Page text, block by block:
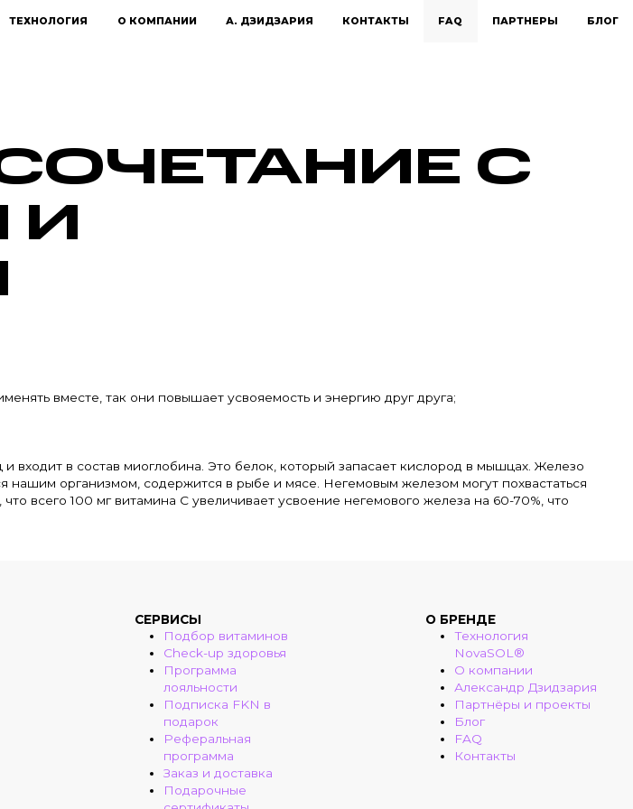
ТЕХНОЛОГИЯ О КОМПАНИИ А. ДЗИДЗАРИЯ КОНТАКТЫ FAQ ПАРТНЕРЫ БЛОГ
С
И
вместе, так они повышает усвояемость и энергию друг друга;
в состав миоглобина. Это белок, который запасает кислород в мышцах. Железо
нашим организмом, содержится в рыбе и мясе. Негемовым железом могут похвастаться
всего 100 мг витамина C увеличивает усвоение негемового железа на 60-70%, что
СЕРВИСЫ
Подбор витаминов
Check-up здоровья
Программа
лояльности
Подписка FKN в
подарок
Реферальная
программа
Заказ и доставка
Подарочные
О БРЕНДЕ
Технология
NovaSOL®
О компании
Александр Дзидзария
Партнёры и проекты
Блог
FAQ
Контакты